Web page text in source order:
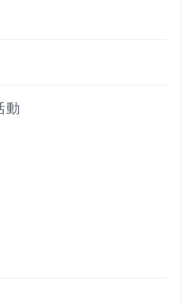
動